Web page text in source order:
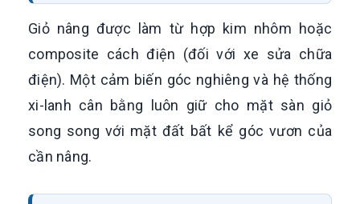
Giỏ nâng được làm từ hợp kim nhôm hoặc
composite cách điện (đối với xe sửa chữa
điện). Một cảm biến góc nghiêng và hệ thống
xi-lanh cân bằng luôn giữ cho mặt sàn giỏ
song song với mặt đất bất kể góc vươn của
cần nâng.